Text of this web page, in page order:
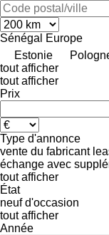
Sénégal
Europe
Estonie
tout afficher
tout afficher
Prix
Type d'annonce
vente du fabricant
échange avec
tout afficher
État
neuf d'occasion
tout afficher
Année